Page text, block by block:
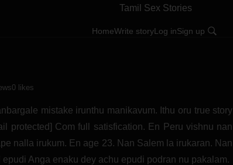
Tamil Sex Stories
HomeWrite storyLog inSign up
0 likes
mistake irunthu manikavum. Ithu oru true story
protected] Com full satisfication. En Peru vishnu nan
nalla irukum. En age 23. Nan Salem la irukaran. Nan
Anga enaku dey achu epudi podran nu pakalam.